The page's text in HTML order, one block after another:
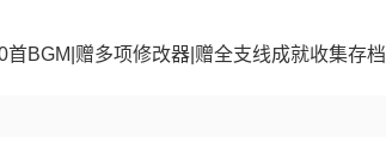
BGM|赠多项修改器|赠全支线成就收集存档